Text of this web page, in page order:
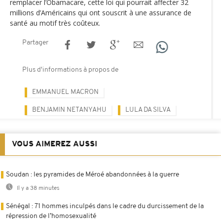
remplacer l’Obamacare, cette loi qui pourrait affecter 32
millions d’Américains qui ont souscrit à une assurance de
santé au motif très coûteux.
Partager
Plus d'informations à propos de
EMMANUEL MACRON
BENJAMIN NETANYAHU LULA DA SILVA
VOUS AIMEREZ AUSSI
Soudan : les pyramides de Méroé abandonnées à la guerre
Il y a 38 minutes
Sénégal : 71 hommes inculpés dans le cadre du durcissement de la
répression de l’homosexualité